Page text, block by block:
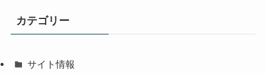
カテゴリー
サイト情報